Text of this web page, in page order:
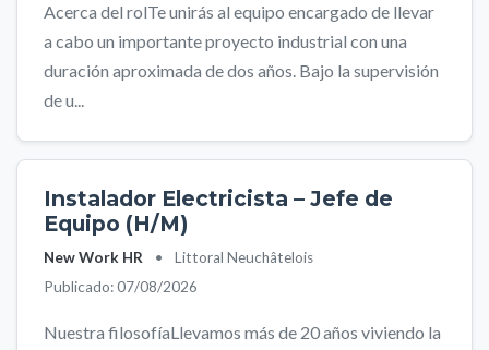
Acerca del rolTe unirás al equipo encargado de llevar
a cabo un importante proyecto industrial con una
duración aproximada de dos años. Bajo la supervisión
de u...
Instalador Electricista – Jefe de
Equipo (H/M)
New Work HR •
Littoral Neuchâtelois
Publicado: 07/08/2026
Nuestra filosofíaLlevamos más de 20 años viviendo la